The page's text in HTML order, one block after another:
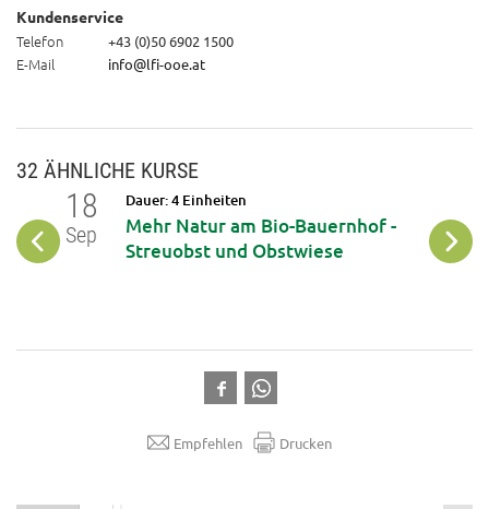
Kundenservice
Telefon +43 (0)50 6902 1500
E-Mail info@lfi-ooe.at
32 ÄHNLICHE KURSE
18
Sep
Dauer: 4 Einheiten
Mehr Natur am Bio-Bauernhof -
Streuobst und Obstwiese
Sep
Empfehlen Drucken